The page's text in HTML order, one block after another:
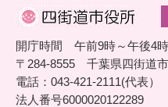
開庁時間 午前9時～午後4
〒284-8555 千葉県四街道
電話：043-421-2111(代表）
法人番号6000020122289